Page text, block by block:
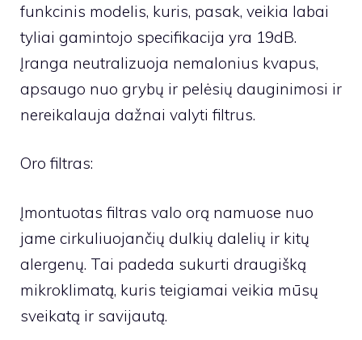
funkcinis modelis, kuris, pasak, veikia labai
tyliai gamintojo specifikacija yra 19dB.
Įranga neutralizuoja nemalonius kvapus,
apsaugo nuo grybų ir pelėsių dauginimosi ir
nereikalauja dažnai valyti filtrus.
Oro filtras:
Įmontuotas filtras valo orą namuose nuo
jame cirkuliuojančių dulkių dalelių ir kitų
alergenų. Tai padeda sukurti draugišką
mikroklimatą, kuris teigiamai veikia mūsų
sveikatą ir savijautą.